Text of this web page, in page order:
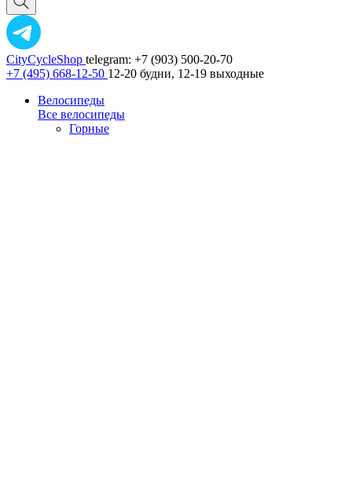
CityCycleShop telegram: +7 (903) 500-20-70
+7 (495) 668-12-50 12-20 будни, 12-19 выходные
Велосипеды
Все велосипеды
Горные